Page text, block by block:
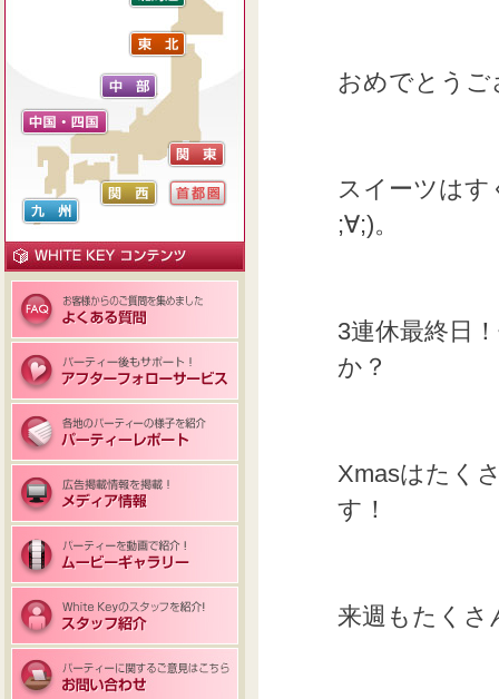
おめでとうご
スイーツは
;∀;)。
3連休最終日
か？
Xmasはたく
す！
来週もたくさ